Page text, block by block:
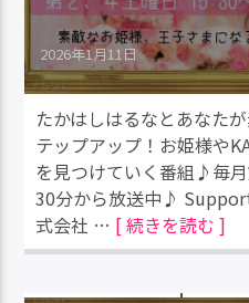
2026年1月11日
たかはしはるなとあなた
テップアップ！お姫様や
を見つけていく番組♪毎
30分から放送中♪
式会社 … [ 続きを読む ]